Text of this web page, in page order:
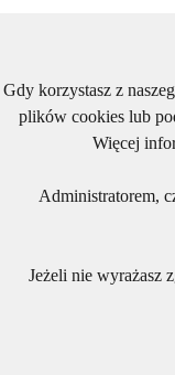
Gdy korzystasz z
plików cookies lub
Więcej
Administratorem,
Jeżeli nie wyrażasz